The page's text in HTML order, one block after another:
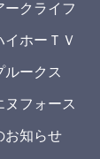
クライフ
ホーＴＶ
ークス
フォース
お知らせ